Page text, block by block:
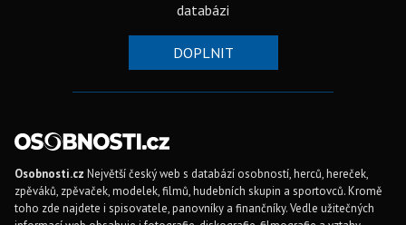
databázi
DOPLNIT
Osobnosti.cz Největší český web s databází osobností, herců, hereček,
zpěváků, zpěvaček, modelek, filmů, hudebních skupin a sportovců. Kromě
toho zde najdete i spisovatele, panovníky a finančníky. Vedle užitečných